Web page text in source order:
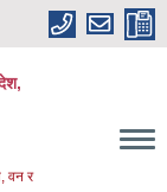
वन र